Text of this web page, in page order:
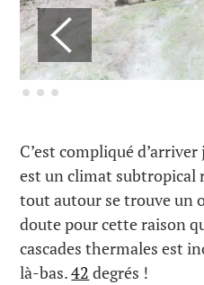
C’est compliqué
est un climat subtropical
tout autour se trouve un
doute pour cette raison
cascades thermales est
là-bas.42 degrés !